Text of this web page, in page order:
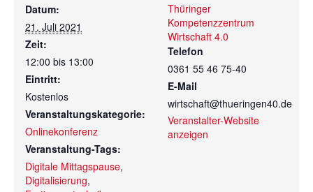
Datum:
21. Juli 2021
Zeit:
12:00 bis 13:00
Eintritt:
Kostenlos
Veranstaltungskategorie:
Onlinekonferenz
Veranstaltung-Tags:
Digitale Mittagspause,
Digitalisierung,
Thüringer
Kompetenzzentrum
Wirtschaft 4.0
Telefon
0361 55 46 75-40
E-Mail
wirtschaft@thueringen40.de
Veranstalter-Website
anzeigen